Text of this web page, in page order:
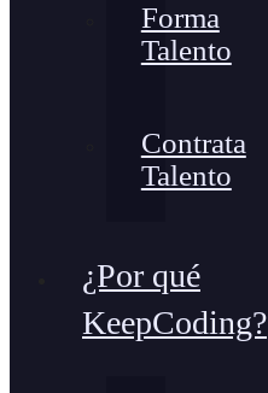
Forma
Talento
Contrata
Talento
¿Por qué
KeepCoding?